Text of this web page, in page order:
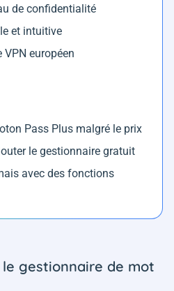
de confidentialité
et intuitive
VPN européen
Pass Plus malgré le prix
le gestionnaire gratuit
avec des fonctions
le gestionnaire de mot